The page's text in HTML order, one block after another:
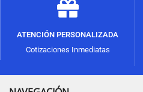
ATENCIÓN PERSONALIZADA
Cotizaciones Inmediatas